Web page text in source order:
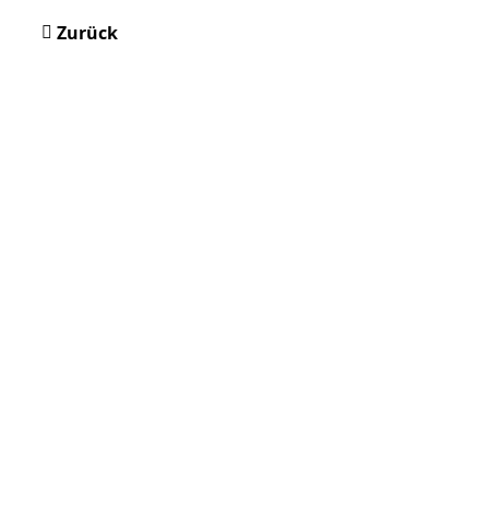
Zurück